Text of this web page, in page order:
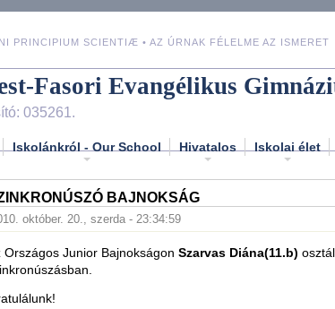
PRINCIPIUM SCIENTIÆ • AZ ÚRNAK FÉLELME AZ ISMERET
Fasori Evangélikus
035261.
Iskolánkról - Our School Hivatalos Iskolai élet
BAJNOKSÁG
október. 20., szerda - 23:34:59
Országos Junior Bajnokságon Szarvas Diána(11.b)